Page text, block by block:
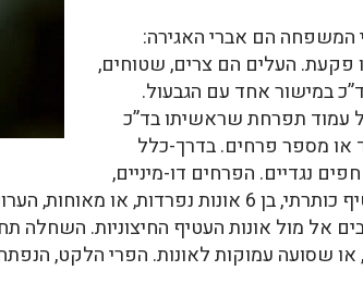
המשפחה הם אברי האגירה:
פקעת. העלים הם צרים, שטוחים,
במישור אחד עם הגבעול.
עמוד תפרחת שראשיתו בד”כ
או מספר פרחים. בדרך-כלל
נגדיים. הפרחים דו-מיניים,
מואבקי חרקים או ציפורים. העטיף כותרתי, בן
הפרי הלקט, הנפתח על-ידי 3 קשוות ובו זרעים מרובים, כדוריים